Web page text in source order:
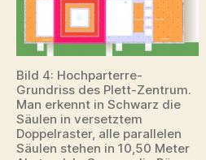
Bild 4: Hochparterre-
Grundriss des Plett-Zentrum.
Man erkennt in Schwarz die
Säulen in versetztem
Doppelraster, alle parallelen
Säulen stehen in 10,50 Meter